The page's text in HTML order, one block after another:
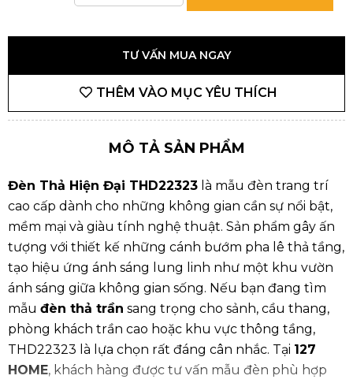
TƯ VẤN MUA NGAY
THÊM VÀO MỤC YÊU THÍCH
MÔ TẢ SẢN PHẨM
Đèn Thả Hiện Đại THD22323 là mẫu đèn trang trí
cao cấp dành cho những không gian cần sự nổi bật,
mềm mại và giàu tính nghệ thuật. Sản phẩm gây ấn
tượng với thiết kế những cánh bướm pha lê thả tầng,
tạo hiệu ứng ánh sáng lung linh như một khu vườn
ánh sáng giữa không gian sống. Nếu bạn đang tìm
mẫu đèn thả trần sang trọng cho sảnh, cầu thang,
phòng khách trần cao hoặc khu vực thông tầng,
THD22323 là lựa chọn rất đáng cân nhắc. Tại 127
HOME, khách hàng được tư vấn mẫu đèn phù hợp